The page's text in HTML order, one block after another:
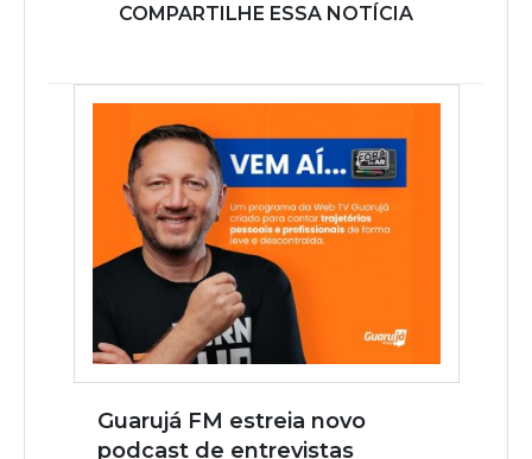
COMPARTILHE ESSA NOTÍCIA
Guarujá FM estreia novo
podcast de entrevistas